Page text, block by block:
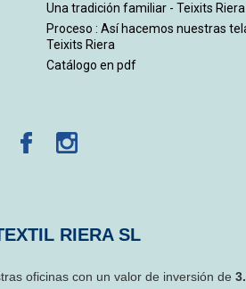
Una tradición familiar - Teixits Riera
Proceso : Así hacemos nuestras
Teixits Riera
Catálogo en pdf
RIERA SL
oficinas con un valor de inversión de